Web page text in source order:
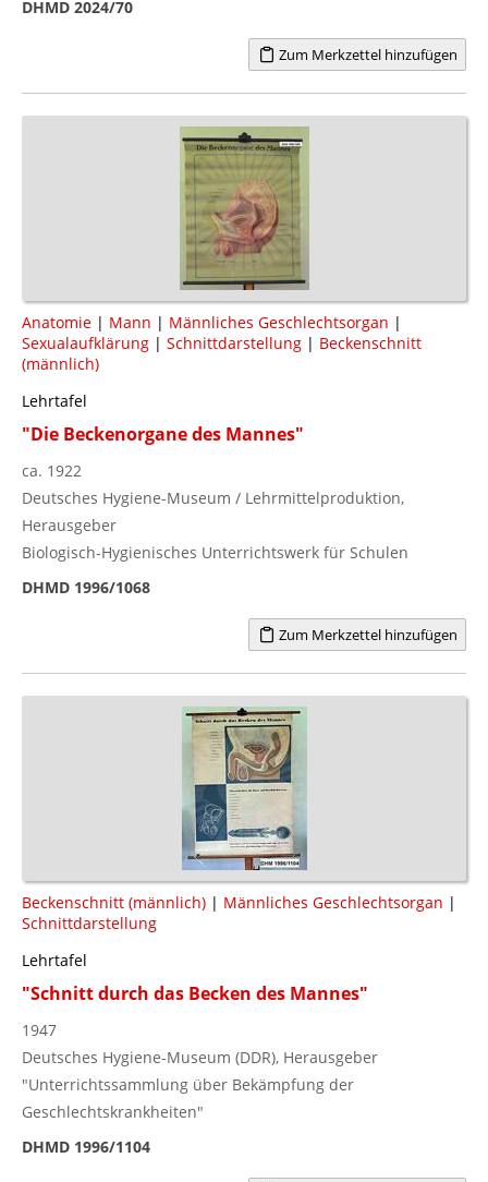
DHMD 2024/70
Zum Merkzettel hinzufügen
Anatomie | Mann | Männliches Geschlechtsorgan |
Sexualaufklärung | Schnittdarstellung | Beckenschnitt
(männlich)
Lehrtafel
"Die Beckenorgane des Mannes"
ca. 1922
Deutsches Hygiene-Museum / Lehrmittelproduktion,
Herausgeber
Biologisch-Hygienisches Unterrichtswerk für Schulen
DHMD 1996/1068
Zum Merkzettel hinzufügen
Beckenschnitt (männlich) | Männliches Geschlechtsorgan |
Schnittdarstellung
Lehrtafel
"Schnitt durch das Becken des Mannes"
1947
Deutsches Hygiene-Museum (DDR), Herausgeber
"Unterrichtssammlung über Bekämpfung der
Geschlechtskrankheiten"
DHMD 1996/1104